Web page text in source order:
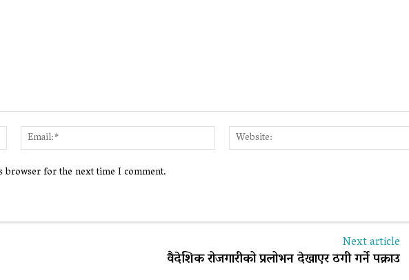
Name:*
Email:*
browser for the next time I comment.
Next article
वैदेशिक रोजगारीको प्रलोभन देखाएर ठगी गर्ने पक्राउ